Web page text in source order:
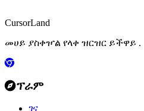
CursorLand
መሀይ ያስቀዦል የላቀ ዝርዝር ይችዋይ .
ፕራም
ገና